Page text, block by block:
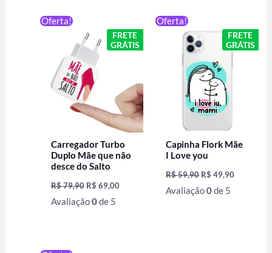
Oferta!
FRETE
GRÁTIS
Carregador Turbo
Duplo Mãe que não
desce do Salto
R$79,90
original
era:
R$ 79,90.
R$ 69,00
preço
atual
é:
Avaliação0de 5
Oferta!
FRETE
GRÁTIS
Capinha Flork Mãe
I Love you
R$59,90
original
era:
R$ 49,90
preço
atual
é:
Avaliação0de 5